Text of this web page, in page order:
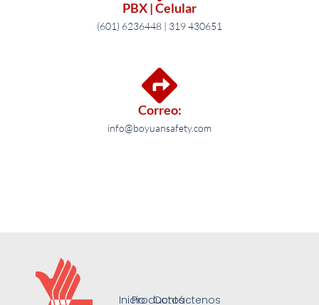
PBX | Celular
(601) 6236448 | 319 430651
Correo:
info@boyuansafety.com
InicioProductos
Contáctenos